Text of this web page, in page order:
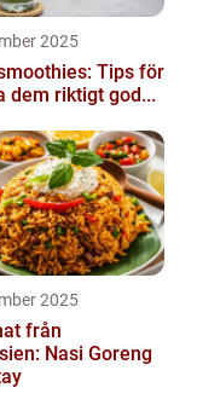
2025
Tips för
dem riktigt god...
2025
från
Nasi Goreng